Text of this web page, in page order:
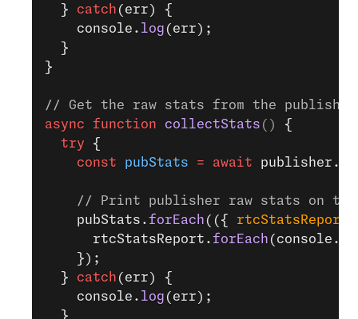
  }
catch (err) {
    console.
log (err);
  }
}
// Get the raw stats from the
async function collectStats () {
  try
{
    const
pubStats = await publisher.
// Print publisher raw stats on
    pubStats.
forEach (({ rtcStatsReport
      rtcStatsReport.
forEach
    });
  }
catch (err) {
    console.
log (err);
  }